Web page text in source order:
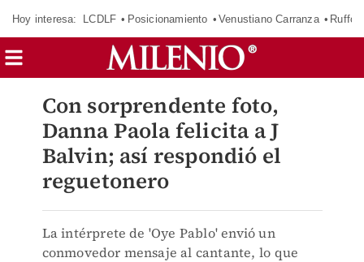
Hoy interesa: LCDLF Posicionamiento Venustiano Carranza Ruffo
Con sorprendente foto,
Danna Paola felicita a J
Balvin; así respondió el
reguetonero
La intérprete de 'Oye Pablo' envió un
conmovedor mensaje al cantante, lo que